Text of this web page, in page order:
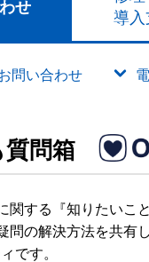
せ
導入
問い合わせ
問箱
関する『知りたいこ
問の解決方法を共有
です。